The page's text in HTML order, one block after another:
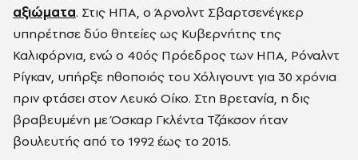
αξιώματα. Στις ΗΠΑ, ο Άρνολντ Σβαρτσενέγκερ
υπηρέτησε δύο θητείες ως Κυβερνήτης της
Καλιφόρνια, ενώ ο 40ός Πρόεδρος των ΗΠΑ, Ρόναλντ
Ρίγκαν, υπήρξε ηθοποιός του Χόλιγουντ για 30 χρόνια
πριν φτάσει στον Λευκό Οίκο. Στη Βρετανία, η δις
βραβευμένη με Όσκαρ Γκλέντα Τζάκσον ήταν
βουλευτής από το 1992 έως το 2015.